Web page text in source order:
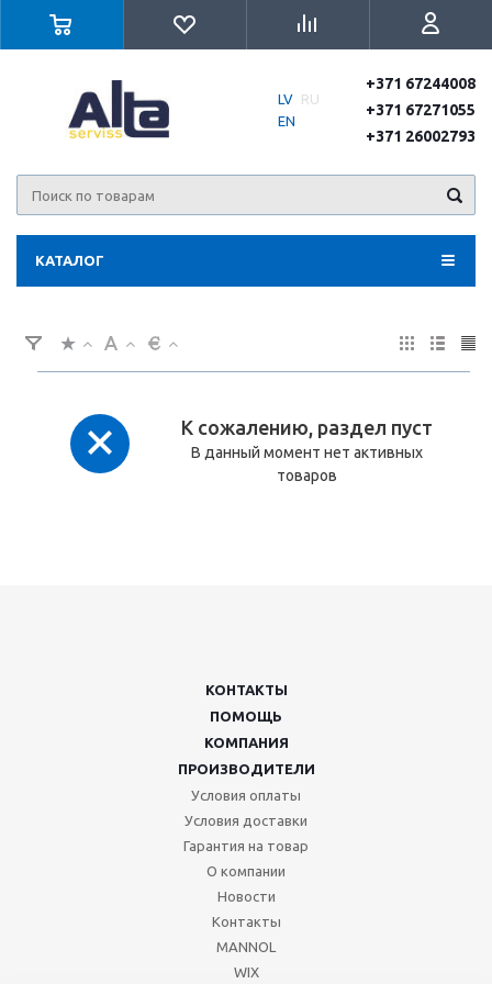
LV RU
EN
+371 67244008
+371 67271055
+371 26002793
КАТАЛОГ
К сожалению, раздел пуст
В данный момент нет активных
товаров
КОНТАКТЫ
ПОМОЩЬ
КОМПАНИЯ
ПРОИЗВОДИТЕЛИ
Условия оплаты
Условия доставки
Гарантия на товар
О компании
Новости
Контакты
MANNOL
WIX